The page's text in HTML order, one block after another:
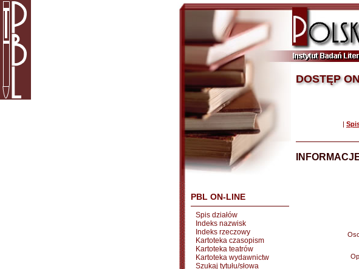
PBL ON-LINE
Spis działów
Indeks nazwisk
Indeks rzeczowy
Kartoteka czasopism
Kartoteka teatrów
Kartoteka wydawnictw
Szukaj tytułu/słowa
DOSTĘP
|